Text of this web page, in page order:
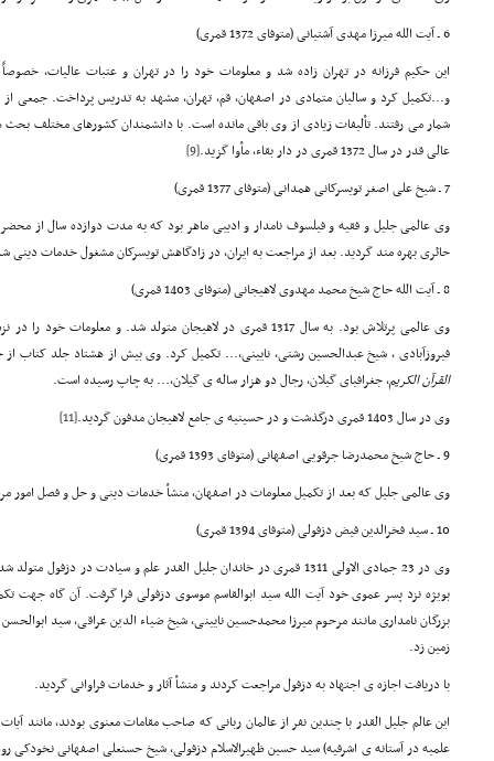
6 ـ آیت الله میرزا مهدی آشتیانی (متوفای 1372 قمری)
این حکیم فرزانه در تهران زاده شد و معلومات خود را در تهران و عتبات عالیات،
و...تکمیل کرد و سالیان متمادی در اصفهان، قم، تهران، مشهد به تدریس پرداخت. جمعی از
شمار می رفتند. تألیفات زیادی از وی باقی مانده است. با دانشمندان کشورهای مختلف
عالی قدر در سال 1372 قمری در دار بقاء، مأوا گزید.
[9]
7 ـ شیخ علی اصغر تویسرکانی همدانی (متوفای 1377 قمری)
وی عالمی جلیل و فقیه و فیلسوف نامدار و ادیبی ماهر بود که به مدت دوازده سال از
حائری بهره مند گردید. بعد از مراجعت به ایران، در زادگاهش تویسرکان مشغول خدمات دینی
8 ـ آیت الله حاج شیخ محمد مهدوی لاهیجانی (متوفای 1403 قمری)
وی عالمی پرتلاش بود. به سال 1317 قمری در لاهیجان متولد شد. و
فیروزآبادی ، شیخ عبدالحسین رشتی، نایینی،... تکمیل کرد. وی بیش از هشتاد جلد کتاب
القرآن الکریم، جغرافیای گیلان، رجال دو هزار ساله ی گیلان،... به چاپ رسیده است.
وی در سال 1403 قمری درگذشت و در حسینیه ی جامع لاهیجان مدفون گردید.
[11]
9 ـ حاج شیخ محمدرضا جرقویی اصفهانی (متوفای 1393 قمری)
وی عالمی جلیل که بعد از تکمیل معلومات در اصفهان، منشأ خدمات دینی و حل و فصل امور
10 ـ سید فخرالدین فیض دزفولی (متوفای 1394 قمری)
وی در 23 جمادی الاولی 1311 قمری در خاندان جلیل القدر علم و سیادت در
بویژه نزد پسر عموی خود آیت الله سید ابوالقاسم موسوی دزفولی فرا گرفت. آن گاه جهت
بزرگان نامداری مانند مرحوم میرزا محمدحسین نایینی، شیخ ضیاء الدین عراقی، سید
زمین زد.
با دریافت اجازه ی اجتهاد به دزفول مراجعت کردند و منشأ آثار و خدمات فراوانی گردید.
این عالم جلیل القدر با چندین نفر از عالمان ربانی که صاحب مقامات معنوی بودند،
علمیه در آستانه ی اشرفیه) سید حسین ظهیرالاسلام دزفولی، شیخ حسنعلی اصفهانی نخودکی